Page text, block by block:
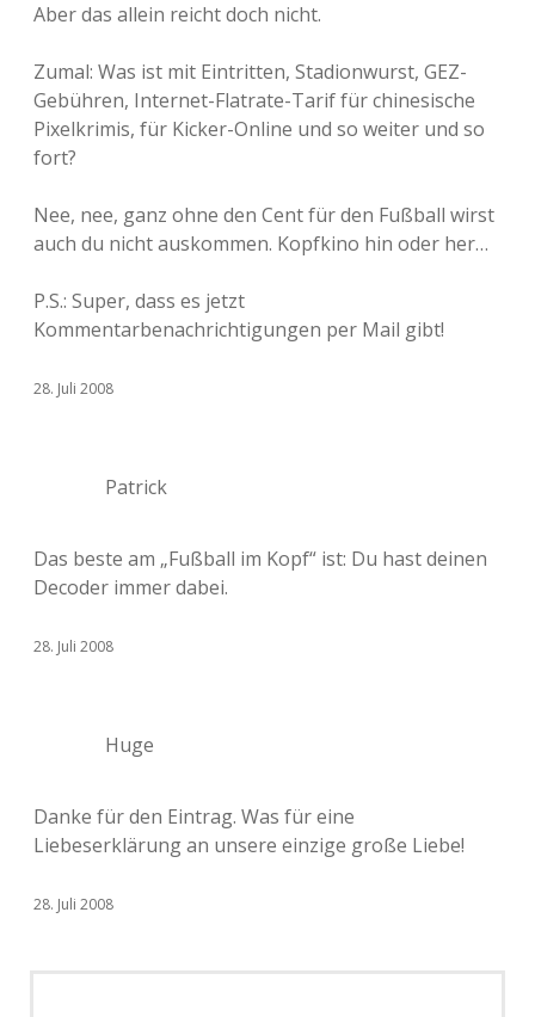
Aber das allein reicht doch nicht.
Zumal: Was ist mit Eintritten, Stadionwurst, GEZ-
Gebühren, Internet-Flatrate-Tarif für chinesische
Pixelkrimis, für Kicker-Online und so weiter und so
fort?
Nee, nee, ganz ohne den Cent für den Fußball wirst
auch du nicht auskommen. Kopfkino hin oder her…
P.S.: Super, dass es jetzt
Kommentarbenachrichtigungen per Mail gibt!
28. Juli 2008
Patrick
Das beste am „Fußball im Kopf“ ist: Du hast deinen
Decoder immer dabei.
28. Juli 2008
Huge
Danke für den Eintrag. Was für eine
Liebeserklärung an unsere einzige große Liebe!
28. Juli 2008